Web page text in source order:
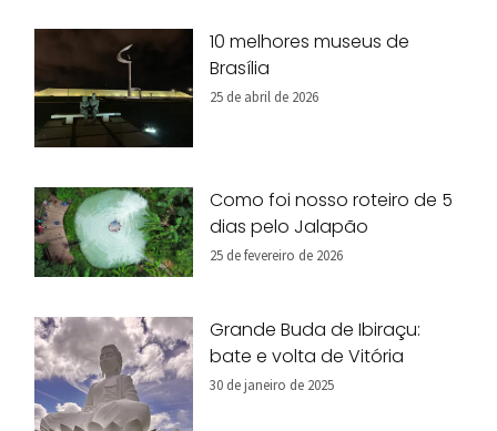
10 melhores museus de
Brasília
25 de abril de 2026
Como foi nosso roteiro de 5
dias pelo Jalapão
25 de fevereiro de 2026
Grande Buda de Ibiraçu:
bate e volta de Vitória
30 de janeiro de 2025